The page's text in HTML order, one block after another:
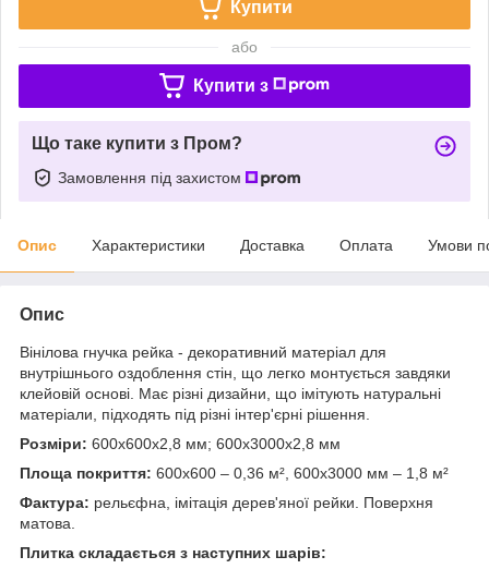
Купити
або
Купити з
Що таке купити з Пром?
Замовлення під захистом
Опис Характеристики Доставка Оплата Умови
Опис
Вінілова гнучка рейка - декоративний матеріал для
внутрішнього оздоблення стін, що легко монтується завдяки
клейовій основі. Має різні дизайни, що імітують натуральні
матеріали, підходять під різні інтер'єрні рішення.
Розміри: 600х600х2,8 мм; 600х3000х2,8 мм
Площа покриття: 600х600 – 0,36 м², 600х3000 мм – 1,8 м²
Фактура: рельєфна, імітація дерев'яної рейки. Поверхня
матова.
Плитка складається з наступних шарів: